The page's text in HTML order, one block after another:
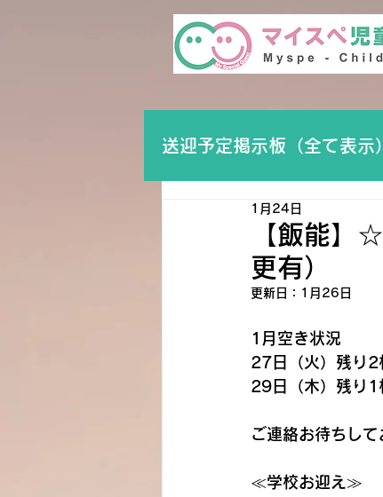
送迎予定掲示板（全て表示）
【飯能】
更有）
1月24日
更新日： 1月26日
1月空き状況
27日（火）残り2
29日（木）残り
ご連絡お待ちして
≪学校お迎え≫